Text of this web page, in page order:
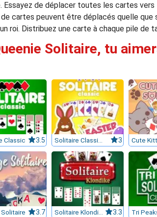
Essayez de déplacer toutes les cartes
cartes peuvent être déplacés quelle
roi. Distribuez une carte à chaque pile de
Solitaire, tu
Classic 3.5 Solitaire Classic Easter 3
3.7 Solitaire Klondike 3.3